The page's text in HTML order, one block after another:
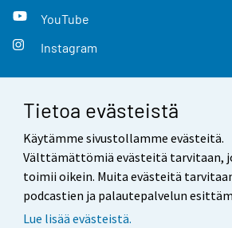
Tietoa evästeistä
Käytämme sivustollamme evästeitä.
Välttämättömiä evästeitä tarvitaan,
toimii oikein. Muita evästeitä
podcastien ja palautepalvelun
Lue lisää evästeistä.
YouTube
Instagram
Yhteystiedot
Palaute
Käyttöehdot